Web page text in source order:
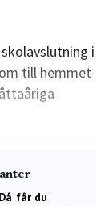
i
till hemmet
får du